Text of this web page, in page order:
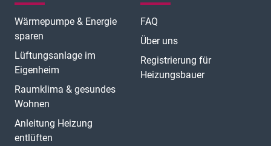
Wärmepumpe & Energie
sparen
Lüftungsanlage im
Eigenheim
Raumklima & gesundes
Wohnen
Anleitung Heizung
entlüften
FAQ
Über uns
Registrierung für
Heizungsbauer